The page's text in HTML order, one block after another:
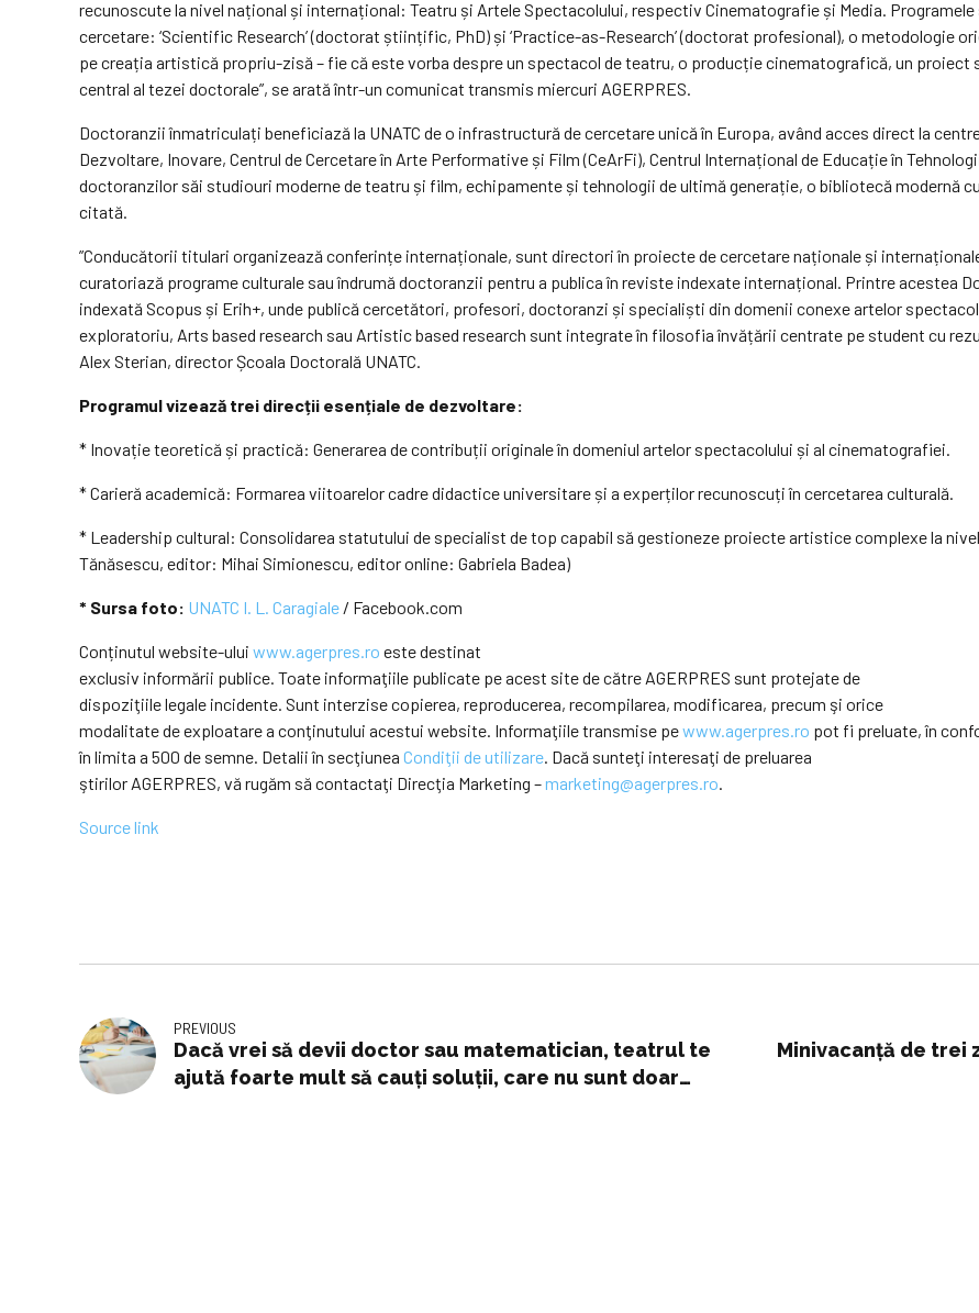
recunoscute la nivel național și internațional: Teatru și Artele Spectacolului, respectiv Cinematografie și Media.
cercetare: ‘Scientific Research’ (doctorat științific, PhD) și ‘Practice-as-Research’ (doctorat profesional), o metodologie
pe creația artistică propriu-zisă – fie că este vorba despre un spectacol de teatru, o producție cinematografică, un proiect
central al tezei doctorale”, se arată într-un comunicat transmis miercuri AGERPRES.
Doctoranzii înmatriculați beneficiază la UNATC de o infrastructură de cercetare unică în Europa, având acces direct la
Dezvoltare, Inovare, Centrul de Cercetare în Arte Performative și Film (CeArFi), Centrul Internațional de Educație în
doctoranzilor săi studiouri moderne de teatru și film, echipamente și tehnologii de ultimă generație, o bibliotecă modernă
citată.
”Conducătorii titulari organizează conferințe internaționale, sunt directori în proiecte de cercetare naționale și
curatoriază programe culturale sau îndrumă doctoranzii pentru a publica în reviste indexate internațional. Printre acestea
indexată Scopus și Erih+, unde publică cercetători, profesori, doctoranzi și specialiști din domenii conexe artelor
exploratoriu, Arts based research sau Artistic based research sunt integrate în filosofia învățării centrate pe student cu
Alex Sterian, director Școala Doctorală UNATC.
Programul vizează trei direcții esențiale de dezvoltare:
* Inovație teoretică și practică: Generarea de contribuții originale în domeniul artelor spectacolului și al cinematografiei.
* Carieră academică: Formarea viitoarelor cadre didactice universitare și a experților recunoscuți în cercetarea culturală.
* Leadership cultural: Consolidarea statutului de specialist de top capabil să gestioneze proiecte artistice complexe la
Tănăsescu, editor: Mihai Simionescu, editor online: Gabriela Badea)
* Sursa foto: UNATC I. L. Caragiale / Facebook.com
Conținutul website-ului www.agerpres.ro este destinat
exclusiv informării publice. Toate informaţiile publicate pe acest site de către AGERPRES sunt protejate de
dispoziţiile legale incidente. Sunt interzise copierea, reproducerea, recompilarea, modificarea, precum şi orice
modalitate de exploatare a conţinutului acestui website. Informaţiile transmise pewww.agerpres.ro pot fi preluate, în
în limita a 500 de semne. Detalii în secţiunea Condiţii de utilizare. Dacă sunteţi interesaţi de preluarea
ştirilor AGERPRES, vă rugăm să contactaţi Direcţia Marketing –marketing@agerpres.ro.
Source link
PREVIOUS
Dacă vrei să devii doctor sau matematician, teatrul te
ajută foarte mult să cauți soluții, care nu sunt doar
Minivacanță de trei